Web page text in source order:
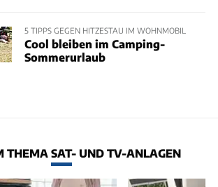
5 TIPPS GEGEN HITZESTAU IM WOHNMOBIL
Cool bleiben im Camping-
Sommerurlaub
THEMA SAT- UND TV-ANLAGEN